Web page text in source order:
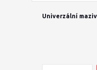
Univerzální